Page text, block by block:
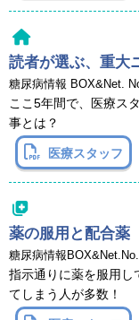
読者が選ぶ、重大
糖尿病情報 BOX&Net.
ここ5年間で、医療ス
事とは？
医療スタッフ
薬の服用と配合薬
糖尿病情報
指示通りに薬を服用し
てしまう人が多数！